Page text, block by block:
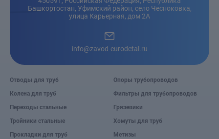
Башкортостан, Уфимский район, село Чесноковка,
улица Карьерная, дом 2А
info@zavod-eurodetal.ru
Отводы для труб
Колена для труб
Переходы стальные
Тройники стальные
Прокладки для труб
Опоры трубопроводов
Фильтры для трубопроводов
Грязевики
Хомуты для труб
Метизы